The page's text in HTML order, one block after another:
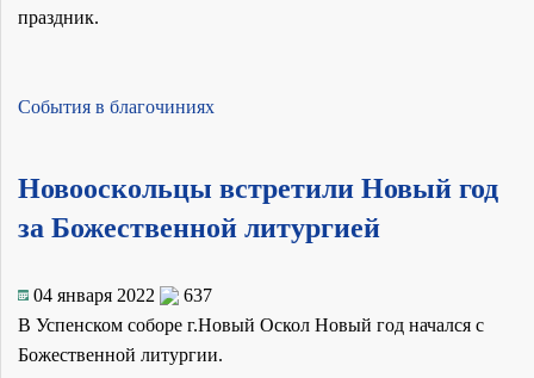
праздник.
События в благочиниях
Новооскольцы встретили Новый год
за Божественной литургией
04 января 2022
637
В Успенском соборе г.Новый Оскол Новый год начался с
Божественной литургии.